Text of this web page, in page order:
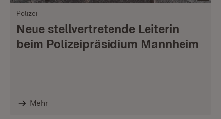
Polizei
Neue stellvertretende Leiterin
beim Polizeipräsidium Mannheim
Mehr